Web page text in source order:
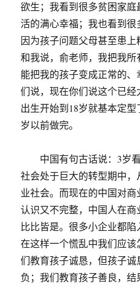
欲生；我看到很多贫困家
活的满心幸福；我也看到
因为孩子问题父母甚至患
和我说，俞老师，我把我
能把我的孩子变成正常的
们说，现在你们说这个已
出生开始到18岁就基本定
岁以前做完。
中国有句古话说：3岁看
社会处于巨大的转型期中
业社会。而现在的中国对
认识又不完整，中国人在
比比皆是。很多小企业都
在这样一个慌乱中我们应
们教育孩子诚恳，但孩子
负；我们教育孩子善良，